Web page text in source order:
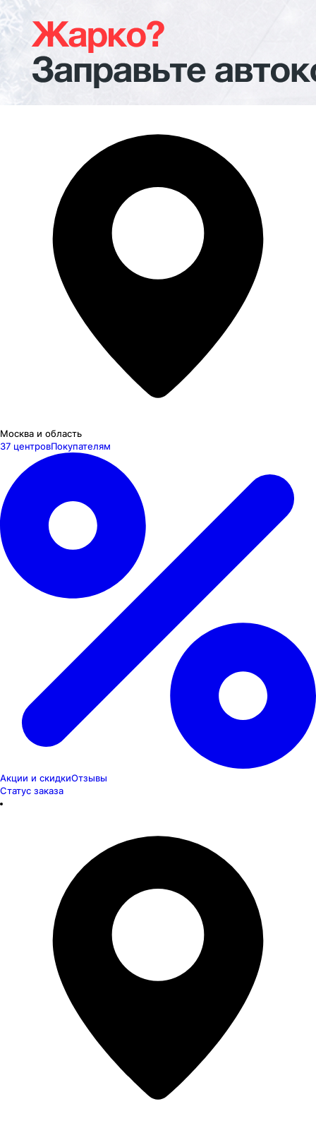
Москва и область
37 центровПокупателям
Акции и скидкиОтзывы
Статус заказа